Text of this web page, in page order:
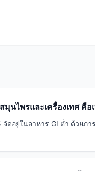
นไพรและเครื่องเทศ คือ
ดอยู่ในอาหาร GI ต่ำ ด้วยภ